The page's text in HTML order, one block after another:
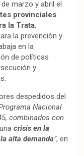
marzo y abril el
provinciales
la Trata,
la prevención y
en la
de políticas
y
despedidos del
Nacional
combinados con
crisis en la
alta demanda”, en